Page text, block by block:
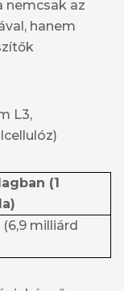
nemcsak az
hanem
L3,
(1
milliárd